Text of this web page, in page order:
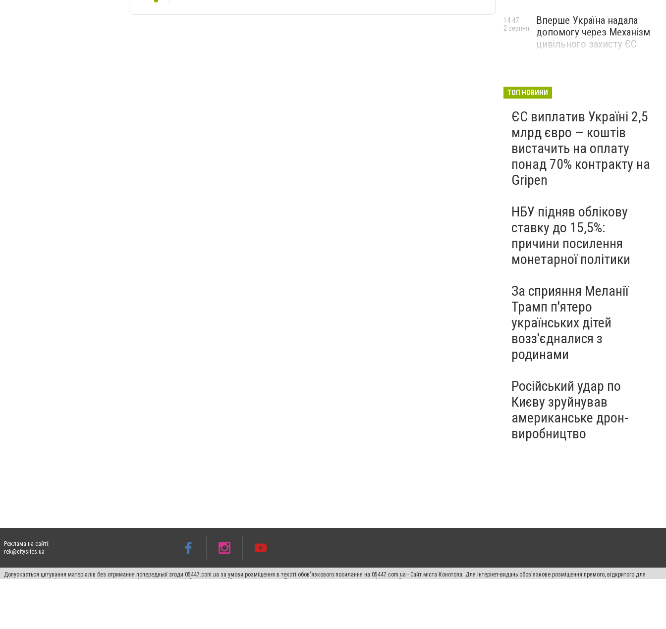
Вперше Україна надала
допомогу через Механізм
цивільного захисту ЄС
14:47
2 серпня
ТОП НОВИНИ
ЄС виплатив Україні 2,5
млрд євро — коштів
вистачить на оплату
понад 70% контракту на
Gripen
НБУ підняв облікову
ставку до 15,5%:
причини посилення
монетарної політики
За сприяння Меланії
Трамп п'ятеро
українських дітей
возз'єдналися з
родинами
Російський удар по
Києву зруйнував
американське дрон-
виробництво
Реклама на сайті:
rek@citysites.ua
Допускається цитування матеріалів без отримання попередньої згоди 05447.com.ua за умови розміщення в тексті обов'язкового посилання на 05447.com.ua - Сайт міста Конотопа. Для інтернет-видань обов'язкове розміщення прямого, відкритого для
пошукових систем гіперпосилання на цитовані статті не нижче другого абзацу в тексті або в якості джерела. Порушення виняткових прав переслідується Законом.